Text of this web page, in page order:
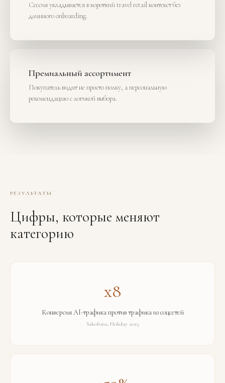
Сессия укладывается в короткий travel retail контекст без
длинного onboarding.
Премиальный ассортимент
Покупатель видит не просто полку, а персональную
рекомендацию с логикой выбора.
РЕЗУЛЬТАТЫ
Цифры, которые меняют
категорию
x8
Конверсия AI-трафика против трафика из соцсетей
Salesforce, Holiday 2025